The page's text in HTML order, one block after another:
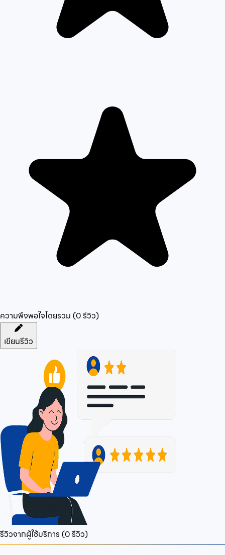
ความพึงพอใจโดยรวม (0รีวิว)
เขียนรีวิว
รีวิวจากผู้ใช้บริการ (0รีวิว)